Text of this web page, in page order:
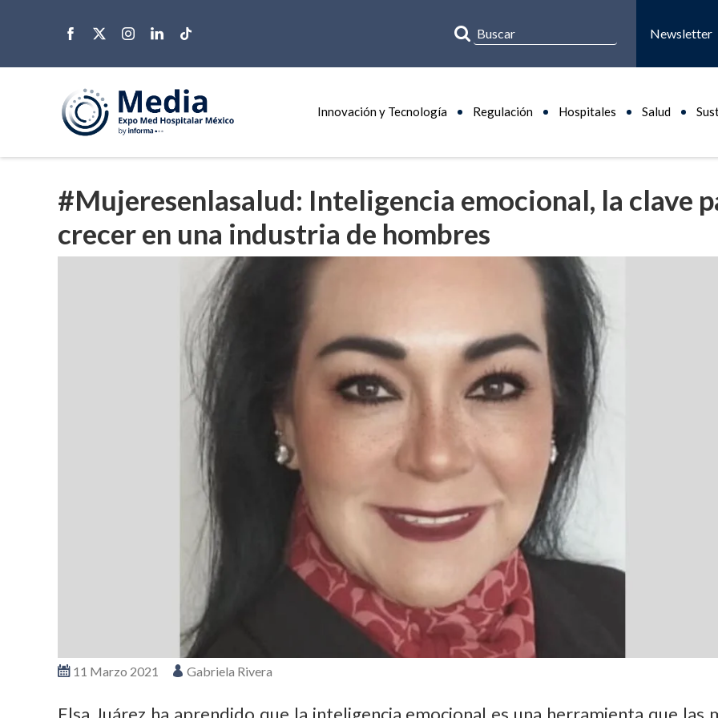
Newsletter
Innovación y Tecnología Regulación Hospitales Salud
#Mujeresenlasalud: Inteligencia emocional, la clave
crecer en una industria de hombres
11 Marzo 2021 Gabriela Rivera